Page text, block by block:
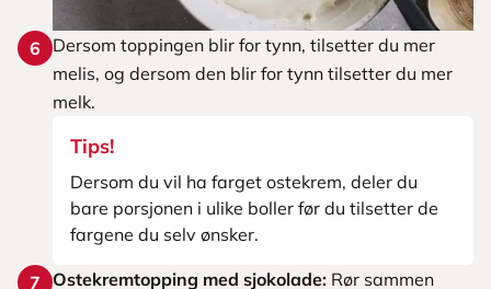
6
Dersom toppingen blir for tynn, tilsetter du mer
melis, og dersom den blir for tynn tilsetter du mer
melk.
Tips!
Dersom du vil ha farget ostekrem, deler du
bare porsjonen i ulike boller før du tilsetter de
fargene du selv ønsker.
7 Ostekremtopping med sjokolade: Rør sammen